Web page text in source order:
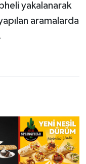
yakalanarak
aramalarda